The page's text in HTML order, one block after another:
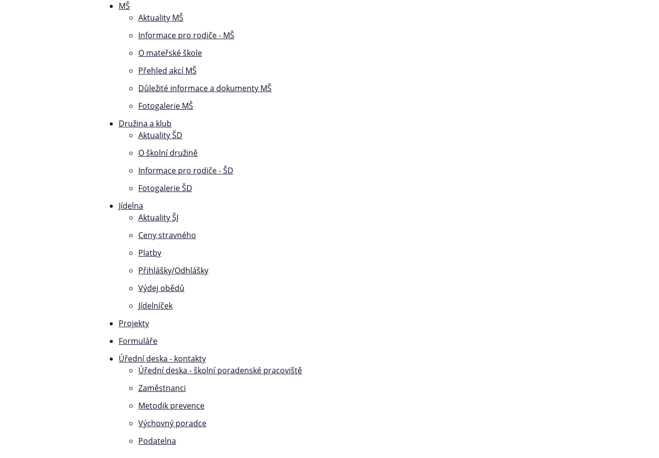
MŠ
Aktuality MŠ
Informace pro rodiče - MŠ
O mateřské škole
Přehled akcí MŠ
Důležité informace a dokumenty MŠ
Fotogalerie MŠ
Družina a klub
Aktuality ŠD
O školní družině
Informace pro rodiče - ŠD
Fotogalerie ŠD
Jídelna
Aktuality ŠJ
Ceny stravného
Platby
Přihlášky/Odhlášky
Výdej obědů
Jídelníček
Projekty
Formuláře
Úřední deska - kontakty
Úřední deska - školní poradenské pracoviště
Zaměstnanci
Metodik prevence
Výchovný poradce
Podatelna